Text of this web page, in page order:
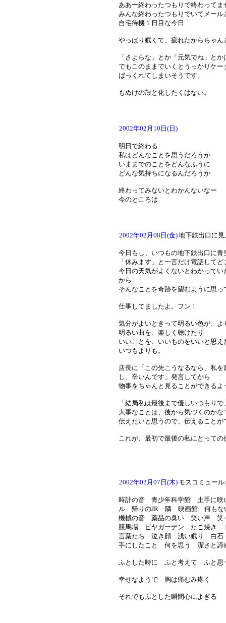
ああー終わったつもりで終わってま
みんな終わったつもりでいてメー
自宅待機１日目な今日
やっぱり眠くて、疲れたからちゃん
「さよらな」とか「元気でね」と
でもこのままでいくとうっかりケー
ばっくれてしまいそうです。
もぬけの殻と化したくはない。
2002年02月10日(日)
明日で終わる
私はどんなことを思うだろうか
いままでのことをどんなふうに
どんな気持ちになるんだろうか
終わってみないとわかんないなー
今のところは
2002年02月08日(金)地下鉄出口に
今日もし、いつもの地下鉄出口に青
「休みます」と一言だけ電話して
今日の天気がよくないとわかって
から
そんなことを奇跡を望むように思
仕事してましたよ。フン！
気分がよいときって明るい色が、よ
明るい曲を、楽しく聴けたり
いいことを、いいものをいいと思え
いつもよりも。
店長に「この先こうなるなら、私
し、辛いんです」発言してから
物事をちゃんと見ることができる
「結局私は最後まで優しいつもり
大事なことは、後から気づくのかな
伝えたいと思うので、伝えること
これが、最初で最後の私にとって
2002年02月07日(木) モスコミュー
時計の音 青少年科学館 土手に咲
ル 帰りのJR 隣 映画館 何も
機械の音 薬品の臭い 笑い声 笑
競馬場 ビヤガーデン たこ焼き
言葉たち 泣き顔 浅い眠り 白
手にしたこと 何を思う 潔さと
ふとした時に ふと考えて ふと思
幸せなようで 胸は痛むみ疼く
それでもふとした瞬間心によぎる